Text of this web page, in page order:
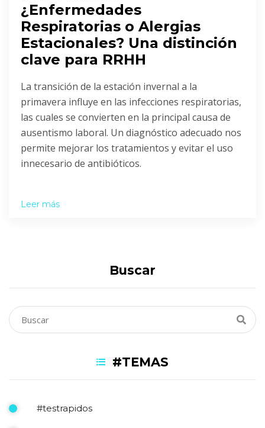
¿Enfermedades
Respiratorias o Alergias
Estacionales? Una distinción
clave para RRHH
La transición de la estación invernal a la
primavera influye en las infecciones respiratorias,
las cuales se convierten en la principal causa de
ausentismo laboral. Un diagnóstico adecuado nos
permite mejorar los tratamientos y evitar el uso
innecesario de antibióticos.
Leer más
Buscar
#TEMAS
#testrapidos